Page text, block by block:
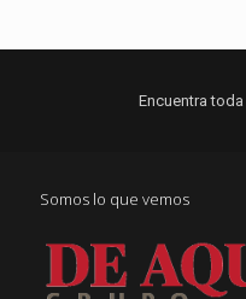
Encuentra toda
Somos lo que vemos